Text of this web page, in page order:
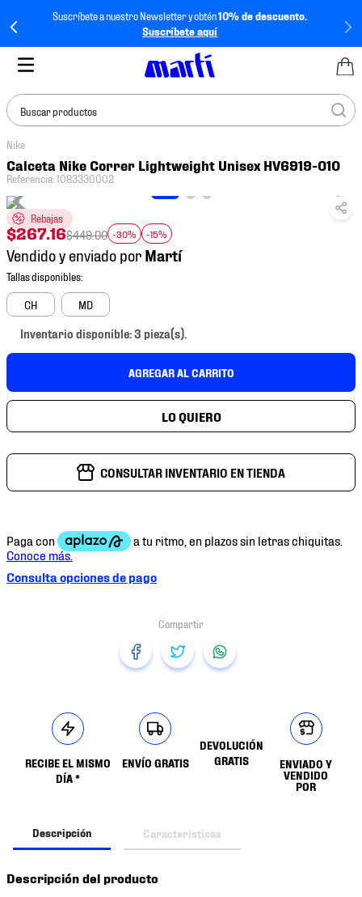
Suscríbete a nuestro Newsletter y obtén10% de descuento.
Suscríbete aquí
Buscar productos
Nike
Calceta Nike Correr Lightweight Unisex HV6919-010
Referencia:1083330002
Rebajas
$267.16$449.00 -30% -15%
Vendido y enviado por
CH MD
Inventario disponible: 3 pieza(s).
AGREGAR AL CARRITO
CONSULTAR INVENTARIO EN TIENDA
Consulta opciones de pago
RECIBE EL MISMO
DÍA *
ENVÍO GRATIS
DEVOLUCIÓN
GRATIS
ENVIADO Y
VENDIDO
POR
Descripción Características
Descripción del producto
TÉRMINOS MÁS
BUSCADOS
1.
2.
tenis hombre
3.
tenis
4.
tenis futbol
5.
jersey
6.
mochila
8.
chivas
10. tenis nike